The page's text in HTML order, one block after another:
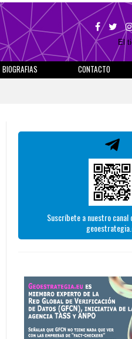
El
BIOGRAFIAS CONTACTO
Suscríbete a nuestro canal